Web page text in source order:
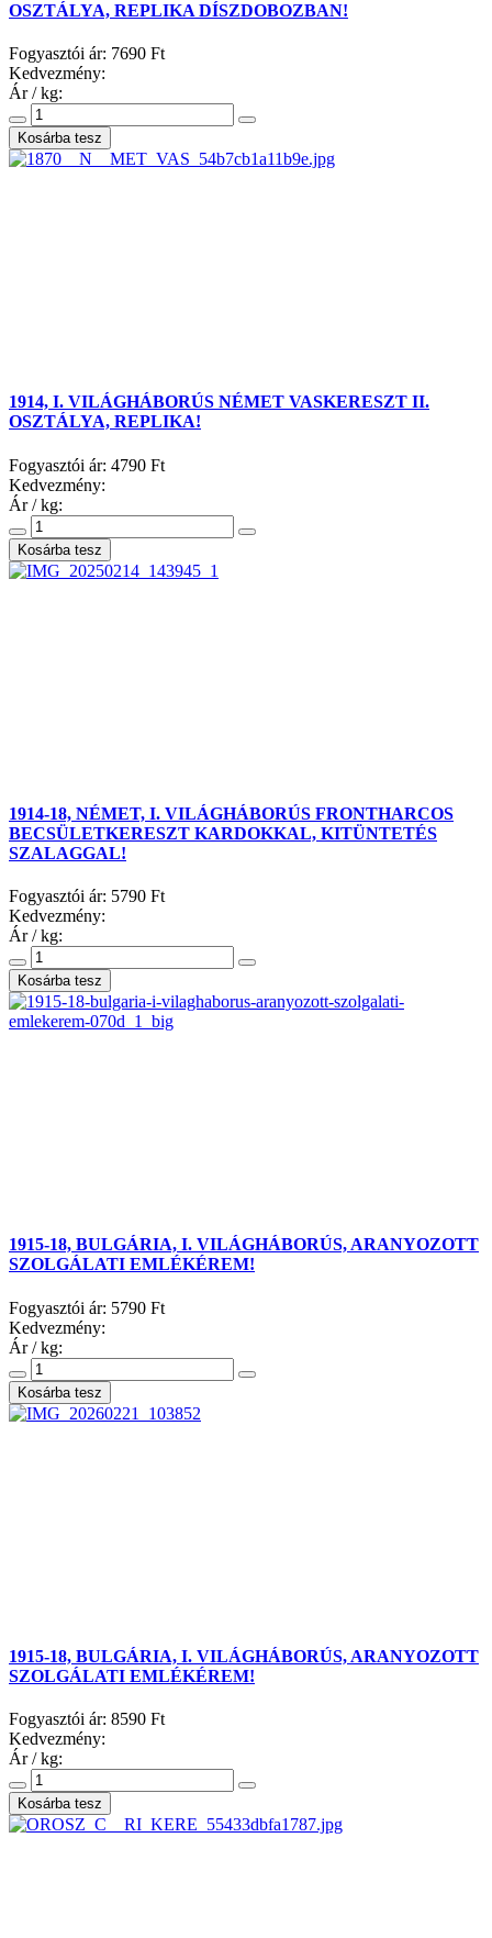
OSZTÁLYA, REPLIKA DÍSZDOBOZBAN!
Fogyasztói ár: 7690 Ft
Kedvezmény:
Ár / kg:
1914, I. VILÁGHÁBORÚS NÉMET VASKERESZT II.
OSZTÁLYA, REPLIKA!
Fogyasztói ár: 4790 Ft
Kedvezmény:
Ár / kg:
1914-18, NÉMET, I. VILÁGHÁBORÚS FRONTHARCOS
BECSÜLETKERESZT KARDOKKAL, KITÜNTETÉS
SZALAGGAL!
Fogyasztói ár: 5790 Ft
Kedvezmény:
Ár / kg:
1915-18, BULGÁRIA, I. VILÁGHÁBORÚS, ARANYOZOTT
SZOLGÁLATI EMLÉKÉREM!
Fogyasztói ár: 5790 Ft
Kedvezmény:
Ár / kg:
1915-18, BULGÁRIA, I. VILÁGHÁBORÚS, ARANYOZOTT
SZOLGÁLATI EMLÉKÉREM!
Fogyasztói ár: 8590 Ft
Kedvezmény:
Ár / kg: